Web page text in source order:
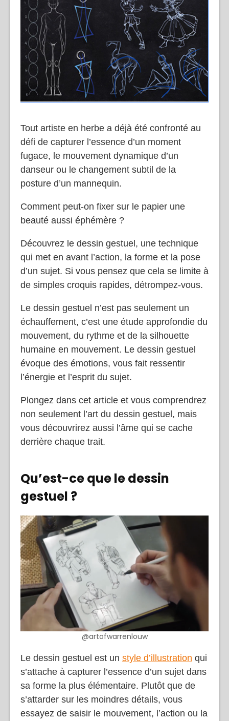
Tout artiste en herbe a déjà été confronté au
défi de capturer l’essence d’un moment
fugace, le mouvement dynamique d’un
danseur ou le changement subtil de la
posture d’un mannequin.
Comment peut-on fixer sur le papier une
beauté aussi éphémère ?
Découvrez le dessin gestuel, une technique
qui met en avant l’action, la forme et la pose
d’un sujet. Si vous pensez que cela se limite à
de simples croquis rapides, détrompez-vous.
Le dessin gestuel n’est pas seulement un
échauffement, c’est une étude approfondie du
mouvement, du rythme et de la silhouette
humaine en mouvement. Le dessin gestuel
évoque des émotions, vous fait ressentir
l’énergie et l’esprit du sujet.
Plongez dans cet article et vous comprendrez
non seulement l’art du dessin gestuel, mais
vous découvrirez aussi l’âme qui se cache
derrière chaque trait.
Qu’est-ce que le dessin
gestuel ?
@artofwarrenlouw
Le dessin gestuel est un style d’illustration qui
s’attache à capturer l’essence d’un sujet dans
sa forme la plus élémentaire. Plutôt que de
s’attarder sur les moindres détails, vous
essayez de saisir le mouvement, l’action ou la